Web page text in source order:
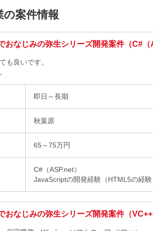
の案件情報
おなじみの弥生シリーズ開発案件（C#（
も良いです。
即日～長期
秋葉原
65～75万円
C#（ASP.net）
JavaScriptの開発経験（HTML5の経験
おなじみの弥生シリーズ開発案件（VC++